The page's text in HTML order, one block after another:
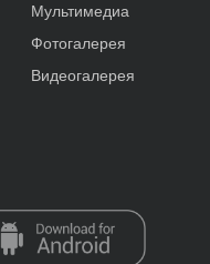
Мультимедиа
Фотогалерея
Видеогалерея